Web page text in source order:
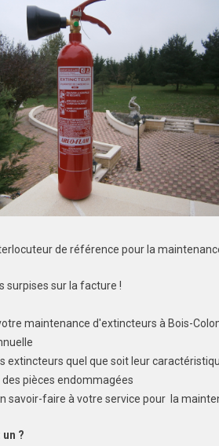
de référence pour la
surpises sur la facture !
maintenance d'extincteurs à Bois-
extincteurs quel que soit leur
des pièces endommagées
savoir-faire à votre service pour la
?